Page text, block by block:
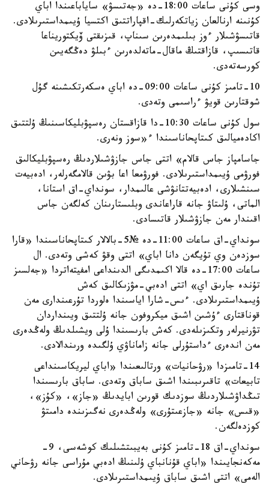
وسى كۇنى ساعات 18:00-دە «جەتىسۋ» ساياباعىندا اباي
كۇنىنە ارنالعان زياتكەرلىك-اقپاراتتىق اكتسيا ۇيىمداستىرىلادى.
قاتىسۋشىلار ءوز بىلىمدەرىن سىناپ، قىزىقتى ۆيكتوريناعا
قاتىسىپ، قازاقتىڭ ماقال-ماتەلدەرىن ءبىلۋ دەڭگەيىن
كورسەتەدى.
10-تامىز كۇنى ساعات 09:00-دە اباي ەسكەرتكىشىنە گۇل
شوقتارىن قويۋ ءراسىمى وتەدى.
سول كۇنى ساعات 10:30-دا قازاقستان رەسپۋبليكاسىنىڭ ۇلتتىق
اكادەميالىق كىتاپحاناسىندا ء«سوز ونەرى.
جاسامپاز جاس قالام» اتتى جاس جازۋشىلاردىڭ رەسپۋبليكالىق
فورۋمى ۇيىمداستىرىلادى. فورۋمعا اعا بۋىن قالامگەرلەر، ادەبيەت
سىنشىلارى، ادەبيەتتانۋشى عالىمدار، سونداي-اق استانا،
الماتى، ۇلىتاۋ جانە قاراعاندى وبلىستارىنان كەلگەن جاس
اقىندار مەن جازۋشىلار قاتىسادى.
سونداي-اق ساعات 11:00-دە №5-بالالار كىتاپحاناسىندا «قارا
سوزدەن وي تۇيگەن دانا اباي» اتتى وقۋ كەشى وتەدى. ال
ساعات 17:00-دە قالا اكىمدىگى الدىنداعى امفيتەاتردا «جەلسىز
تۇندە جارىق اي» اتتى ادەبي-مۋزىكالىق كەش
ۇيىمداستىرىلادى. ءىس-شارا اياسىندا ەلوردا تۇرعىندارى مەن
قوناقتارى ءۇشىن اشىق ميكروفون جانە ۇلتتىق ويىنداردان
تۋرنيرلەر وتكىزىلەدى. كەش بارىسىندا ۇلى ويشىلدىڭ ولەڭدەرى
مەن اندەرى ءداستۇرلى جانە زاماناۋي ۇلگىدە ورىندالادى.
14-تامىزدا «رۋحانيات» ورتالىعىندا «اباي ليريكاسىنداعى
تابيعات» تاقىرىبىندا اشىق ساباق وتەدى. ساباق بارىسىندا
تىڭداۋشىلاردىڭ سوزدىك قورىن ابايدىڭ «جاز»، «كۇز»،
«قىس» جانە «جازعىتۇرى» ولەڭدەرى نەگىزىندە دامىتۋ
كوزدەلگەن.
سونداي-اق 18-تامىز كۇنى بەيبىتشىلىك كوشەسى، 9-
مەكەنجايىندا «اباي قۇنانباي ۇلىنىڭ ادەبي مۇراسى جانە رۋحاني
الەمى» اتتى اشىق ساباق ۇيىمداستىرىلادى.